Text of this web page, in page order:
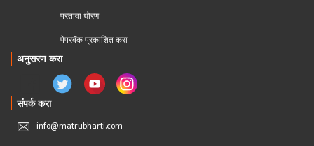
परतावा धोरण
पेपरबॅक प्रकाशित करा
अनुसरण करा
संपर्क करा
info@matrubharti.com